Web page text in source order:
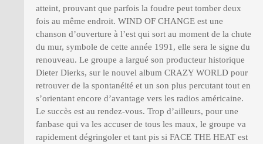
atteint, prouvant que parfois la foudre peut tomber deux
fois au même endroit. WIND OF CHANGE est une
chanson d’ouverture à l’est qui sort au moment de la chute
du mur, symbole de cette année 1991, elle sera le signe du
renouveau. Le groupe a largué son producteur historique
Dieter Dierks, sur le nouvel album CRAZY WORLD pour
retrouver de la spontanéité et un son plus percutant tout en
s’orientant encore d’avantage vers les radios américaine.
Le succès est au rendez-vous. Trop d’ailleurs, pour une
fanbase qui va les accuser de tous les maux, le groupe va
rapidement dégringoler et tant pis si FACE THE HEAT est